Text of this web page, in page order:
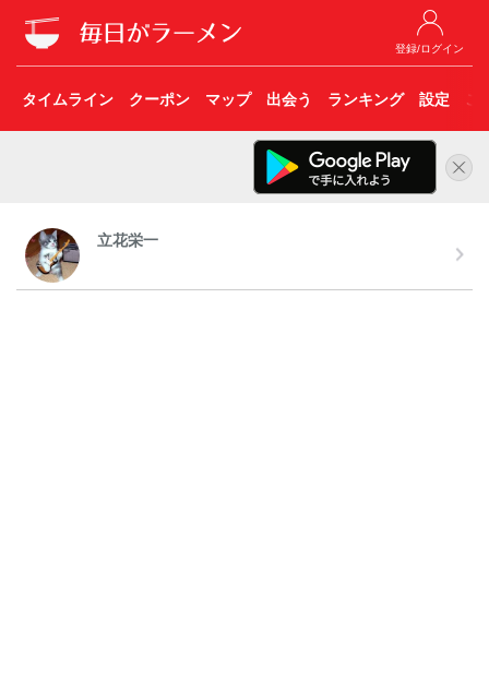
登録/ログイン
タイムライン クーポン マップ 出会う ランキング 設定 こ
立花栄一